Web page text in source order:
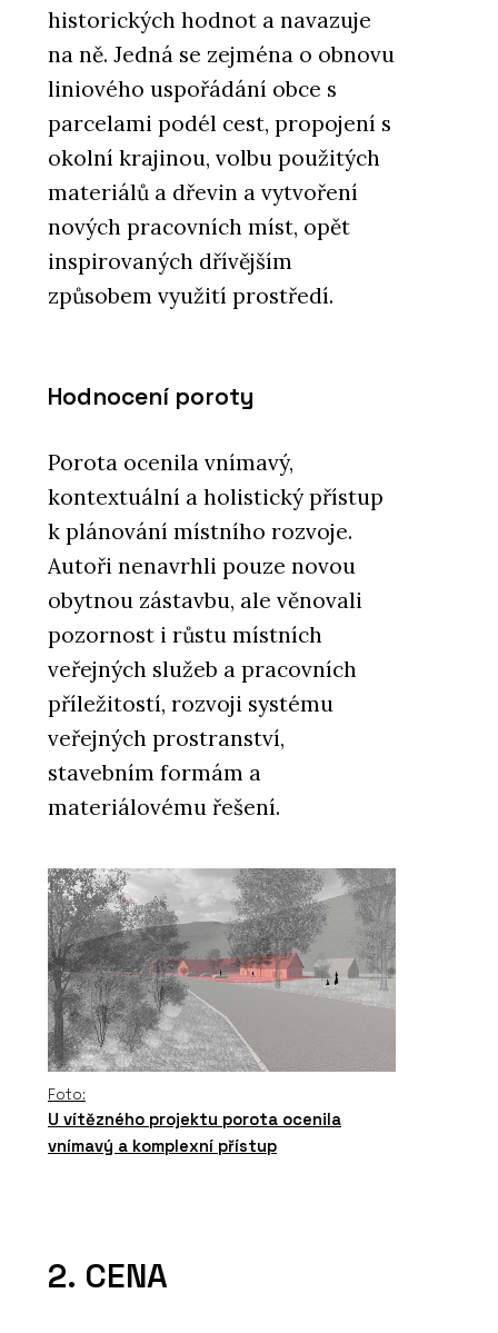
historických hodnot a navazuje
na ně. Jedná se zejména o obnovu
liniového uspořádání obce s
parcelami podél cest, propojení s
okolní krajinou, volbu použitých
materiálů a dřevin a vytvoření
nových pracovních míst, opět
inspirovaných dřívějším
způsobem využití prostředí.
Hodnocení poroty
Porota ocenila vnímavý,
kontextuální a holistický přístup
k plánování místního rozvoje.
Autoři nenavrhli pouze novou
obytnou zástavbu, ale věnovali
pozornost i růstu místních
veřejných služeb a pracovních
příležitostí, rozvoji systému
veřejných prostranství,
stavebním formám a
materiálovému řešení.
Foto:
U vítězného projektu porota ocenila
vnímavý a komplexní přístup
2. CENA